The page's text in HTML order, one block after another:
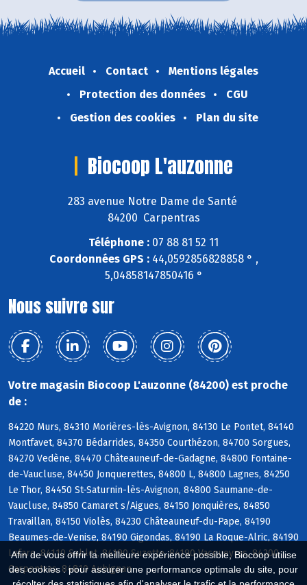
Afin de vous offrir la meilleure expérience possible, Biocoop utilise
des cookies : pour assurer une performance optimale du site, pour
Accueil Contact
Mentions légales
Protection des données
CGU
Gestion des cookies
Plan du site
Biocoop L'auzonne
283 avenue Notre Dame de Santé
84200 Carpentras
Téléphone : 07 88 81 52 11
Coordonnées GPS :44,0592856828858 ° ,
5,04858147850416 °
Nous suivre sur
Votre magasin Biocoop L'auzonne (84200) est proche
de :
84220 Murs, 84310 Morières-lès-Avignon, 84130 Le Pontet, 84140
Montfavet, 84370 Bédarrides, 84350 Courthézon, 84700 Sorgues,
84270 Vedène, 84470 Châteauneuf-de-Gadagne, 84800 Fontaine-
de-Vaucluse, 84450 Jonquerettes, 84800 L, 84800 Lagnes, 84250
Le Thor, 84450 St-Saturnin-lès-Avignon, 84800 Saumane-de-
Vaucluse, 84850 Camaret s/Aigues, 84150 Jonquières, 84850
Travaillan, 84150 Violès, 84230 Châteauneuf-du-Pape, 84190
Beaumes-de-Venise, 84190 Gigondas, 84190 La Roque-Alric, 84190
Lafare, 84110 Sablet, 84190 Suzette, 84190 Vacqueyras, 84200
Carpentras, 84810 Aubignan